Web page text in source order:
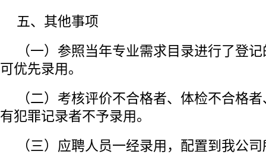
五、其他事项
（一）参照当年专业需求目录进行了登
可优先录用。
（二）考核评价不合格者、体检不合格
有犯罪记录者不予录用。
（三）应聘人员一经录用，配置到我公